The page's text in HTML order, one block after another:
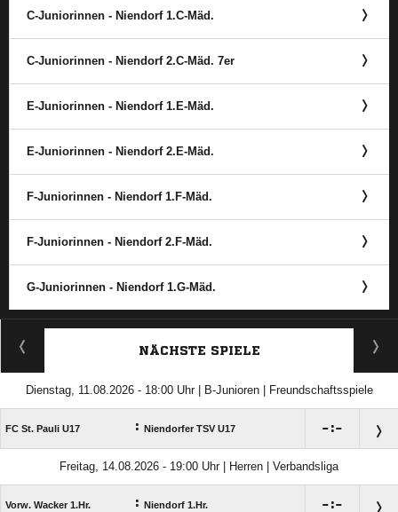
C-Juniorinnen - Niendorf 1.C-Mäd.
C-Juniorinnen - Niendorf 2.C-Mäd. 7er
E-Juniorinnen - Niendorf 1.E-Mäd.
E-Juniorinnen - Niendorf 2.E-Mäd.
F-Juniorinnen - Niendorf 1.F-Mäd.
F-Juniorinnen - Niendorf 2.F-Mäd.
G-Juniorinnen - Niendorf 1.G-Mäd.
ANZEIGE
NÄCHSTE SPIELE
Dienstag, 11.08.2026 - 18:00 Uhr | B-Junioren | Freundschaftsspiele
FC St. Pauli U17 : Niendorfer TSV U17 :
Freitag, 14.08.2026 - 19:00 Uhr | Herren | Verbandsliga
Vorw. Wacker 1.Hr. : Niendorf 1.Hr. :